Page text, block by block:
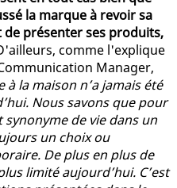
la marque à revoir sa
présenter ses produits,
comme l'explique
Manager,
à la maison n’a jamais été
Nous savons que pour
de vie dans un
un choix ou
De plus en plus de
limité aujourd’hui. C’est